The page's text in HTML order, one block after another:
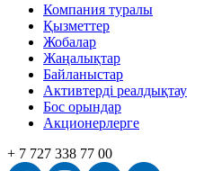
Компания туралы
Қызметтер
Жобалар
Жаңалықтар
Байланыстар
Активтерді реалдықтау
Бос орындар
Акционерлерге
+ 7 727 338 77 00